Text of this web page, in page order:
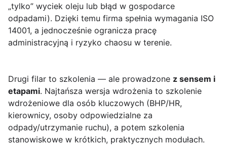
„tylko” wyciek oleju lub błąd w gospodarce
odpadami). Dzięki temu firma spełnia wymagania ISO
14001, a jednocześnie ogranicza pracę
administracyjną i ryzyko chaosu w terenie.
Drugi filar to szkolenia — ale prowadzone z sensem i
etapami. Najtańsza wersja wdrożenia to szkolenie
wdrożeniowe dla osób kluczowych (BHP/HR,
kierownicy, osoby odpowiedzialne za
odpady/utrzymanie ruchu), a potem szkolenia
stanowiskowe w krótkich, praktycznych modułach.